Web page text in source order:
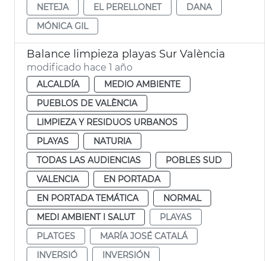
NETEJA
EL PERELLONET
DANA
MÓNICA GIL
Balance limpieza playas Sur València
modificado hace 1 año
ALCALDÍA
MEDIO AMBIENTE
PUEBLOS DE VALÈNCIA
LIMPIEZA Y RESIDUOS URBANOS
PLAYAS
NATURIA
TODAS LAS AUDIENCIAS
POBLES SUD
VALENCIA
EN PORTADA
EN PORTADA TEMÁTICA
NORMAL
MEDI AMBIENT I SALUT
PLAYAS
PLATGES
MARÍA JOSÉ CATALÁ
INVERSIÓ
INVERSIÓN